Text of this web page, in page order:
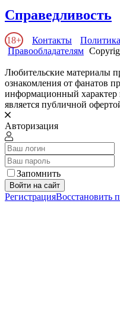
Справедливость
18+ Контакты
Правообладателям
Любительские материалы
ознакомления от фанатов
информационный характер
является публичной
Авторизация
Запомнить
Войти на сайт
РегистрацияВосстановить